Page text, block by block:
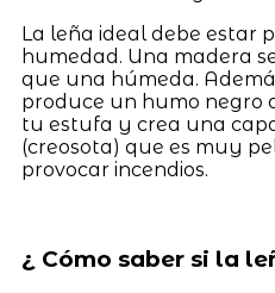
La leña ideal debe estar
humedad. Una madera
que una húmeda.
produce un humo negro
tu estufa y crea una
(creosota) que es muy
provocar incendios.
¿ Cómo saber si la